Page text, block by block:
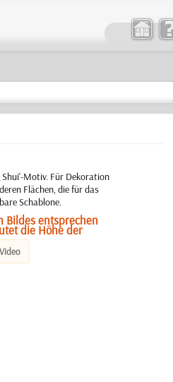
Motiv. Für Dekoration
Flächen, die für das
Schablone.
Bildes entsprechen
die Höhe der